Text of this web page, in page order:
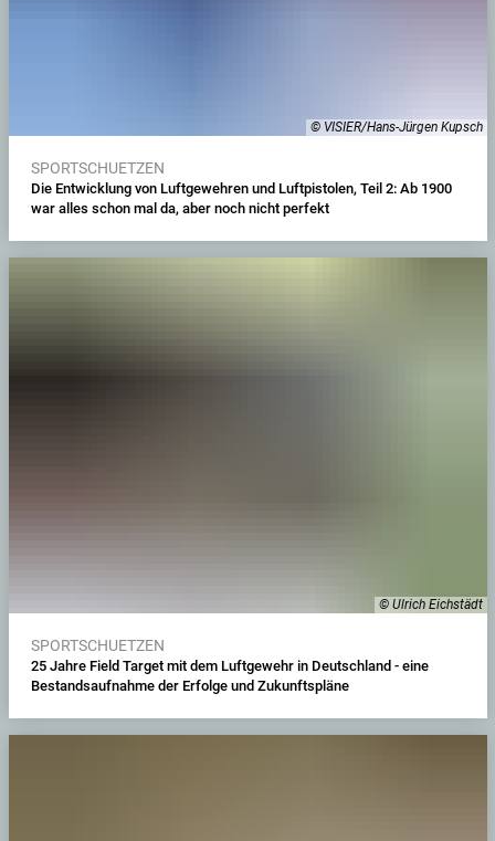
© VISIER/Hans-Jürgen Kupsch
SPORTSCHUETZEN
Die Entwicklung von Luftgewehren und Luftpistolen, Teil 2: Ab 1900
war alles schon mal da, aber noch nicht perfekt
© Ulrich Eichstädt
SPORTSCHUETZEN
25 Jahre Field Target mit dem Luftgewehr in Deutschland - eine
Bestandsaufnahme der Erfolge und Zukunftspläne